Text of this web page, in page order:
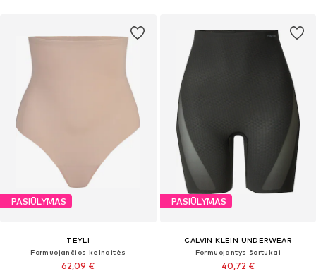
PASIŪLYMAS
TEYLI
Formuojančios kelnaitės
62,09 €
PASIŪLYMAS
CALVIN KLEIN UNDERWEAR
Formuojantys šortukai
40,72 €